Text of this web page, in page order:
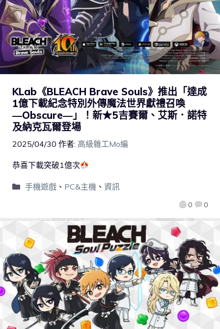
KLab《BLEACH Brave Souls》推出「達成
1億下載紀念特別外傳魔法世界獻禮召喚
―Obscure―」！新★5吉賽爾、艾斯．諾特
及納克瓦爾登場
2025/04/30 作者: 高級雜工Mo編
0 0
恭喜下載突破1億次
手機遊戲、 PC&主機、 資訊